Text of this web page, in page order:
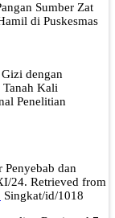
Sumber Zat
di Puskesmas
dengan
Kali
Penelitian
dan
24. Retrieved from
Singkat/id/1018